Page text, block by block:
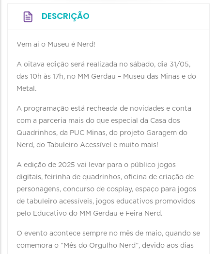
DESCRIÇÃO
Vem aí o Museu é Nerd!
A oitava edição será realizada no sábado, dia 31/05,
das 10h às 17h, no MM Gerdau – Museu das Minas e do
Metal.
A programação está recheada de novidades e conta
com a parceria mais do que especial da Casa dos
Quadrinhos, da PUC Minas, do projeto Garagem do
Nerd, do Tabuleiro Acessível e muito mais!
A edição de 2025 vai levar para o público jogos
digitais, feirinha de quadrinhos, oficina de criação de
personagens, concurso de cosplay, espaço para jogos
de tabuleiro acessíveis, jogos educativos promovidos
pelo Educativo do MM Gerdau e Feira Nerd.
O evento acontece sempre no mês de maio, quando se
comemora o “Mês do Orgulho Nerd”, devido aos dias